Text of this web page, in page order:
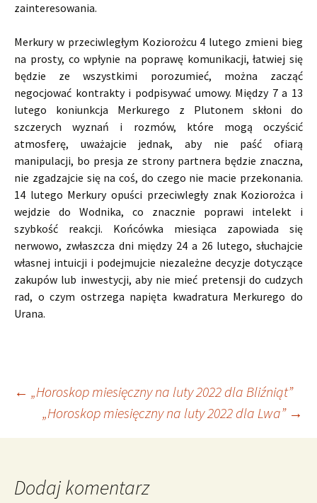
zainteresowania.
Merkury w przeciwległym Koziorożcu 4 lutego zmieni bieg
na prosty, co wpłynie na poprawę komunikacji, łatwiej się
będzie ze wszystkimi porozumieć, można zacząć
negocjować kontrakty i podpisywać umowy. Między 7 a 13
lutego koniunkcja Merkurego z Plutonem skłoni do
szczerych wyznań i rozmów, które mogą oczyścić
atmosferę, uważajcie jednak, aby nie paść ofiarą
manipulacji, bo presja ze strony partnera będzie znaczna,
nie zgadzajcie się na coś, do czego nie macie przekonania.
14 lutego Merkury opuści przeciwległy znak Koziorożca i
wejdzie do Wodnika, co znacznie poprawi intelekt i
szybkość reakcji. Końcówka miesiąca zapowiada się
nerwowo, zwłaszcza dni między 24 a 26 lutego, słuchajcie
własnej intuicji i podejmujcie niezależne decyzje dotyczące
zakupów lub inwestycji, aby nie mieć pretensji do cudzych
rad, o czym ostrzega napięta kwadratura Merkurego do
Urana.
Nawigacja
wpisu
← „Horoskop miesięczny na luty 2022 dla Bliźniąt”
„Horoskop miesięczny na luty 2022 dla Lwa” →
Dodaj komentarz